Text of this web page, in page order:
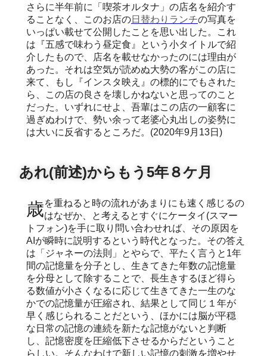
さらに半年前に「喫茶オルタナ」の店名を紹介す
ることなく、このお店の日替わりランチの写真を
いっぱい載せて公開したことを思い出した。これ
は『五感で味わう昼定食』という小タイトルで紹
介したもので、店名を載せなかったのには理由が
あった。それは空気が読めぬ大勢の客がこの店に
来て、もし『インスタ映え』の標的にでもされた
ら、この店の良さを壊しかねないと思ってのこと
だった。いずれにせよ、吾輩はこの店の一顧客に
過ぎぬわけで、勢い余って老婆心丸出しの姿勢に
は大いに反省するところだ。(2020年9月13日)
あれ(前述)からもう5年８ケ月
歳を重ねると時の流れがあまりにも速く感じるのはなぜか、と考えるとすぐにケータイ(スマー
トフォン)を手に取り問い合わせれば、その原因を
AIが瞬時に説明するという時代となった。その答え
は「ジャネーの法則」とやらで、平たく言うと1年
間の記憶量を分子とし、生きてきた年数の記憶量
を分母として除することで、長生きするほど得ら
る数値が小さくなるに応じて生きてきた一生のな
かでの記憶量が圧縮され、結果として同じ１年が
早く感じられることだという、ほかには脳が平穏
な日常の記憶の連続を新たな記憶がないと判断
し、記憶密度を圧縮低下させるからだということ
らしい。そんなわけで新しい記憶の刺激を増やせ